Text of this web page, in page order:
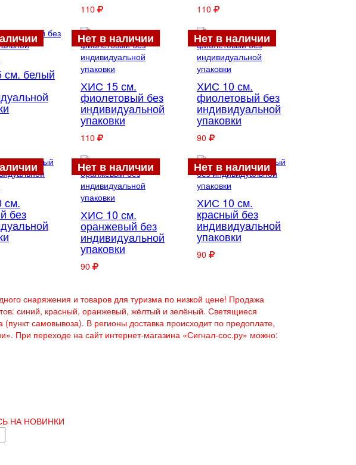
110 110
белый
Нет в наличии
ХИС 15 см.
фиолетовый без
индивидуальной
упаковки
110
Нет в наличии
ХИС 10 см.
фиолетовый без
индивидуальной
упаковки
90
см.
без
Нет в наличии
ХИС 10 см.
оранжевый без
индивидуальной
упаковки
90
Нет в наличии
ХИС 10 см.
красный без
индивидуальной
упаковки
90
снаряжения и товаров для туризма по низкой цене! Продажа
синий, красный, оранжевый, жёлтый и зелёный. Светящиеся
самовывоза). В регионы доставка происходит по предоплате,
При переходе на сайт интернет-магазина «Сигнал-сос.ру» можно:
НА НОВИНКИ